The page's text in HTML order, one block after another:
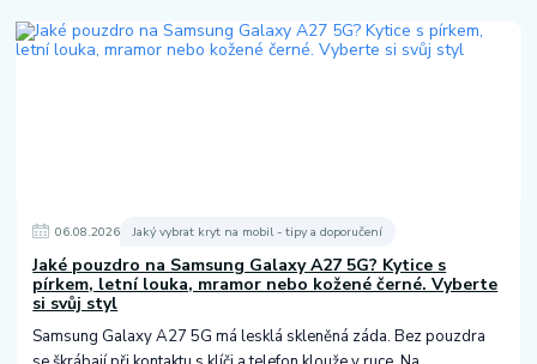
06.08.2026 Jaký vybrat kryt na mobil - tipy a doporučení
Jaké pouzdro na Samsung Galaxy A27 5G? Kytice s
pírkem, letní louka, mramor nebo kožené černé. Vyberte
si svůj styl
Samsung Galaxy A27 5G má lesklá skleněná záda. Bez pouzdra